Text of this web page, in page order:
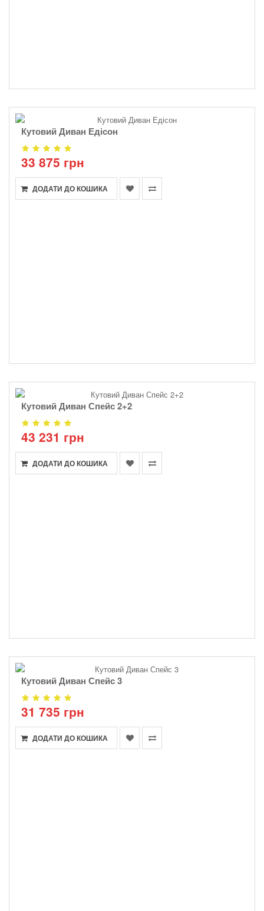
Кутовий Диван Едісон
33 875 грн
ДОДАТИ ДО КОШИКА
Кутовий Диван Спейс 2+2
43 231 грн
ДОДАТИ ДО КОШИКА
Кутовий Диван Спейс 3
31 735 грн
ДОДАТИ ДО КОШИКА